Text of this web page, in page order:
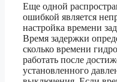
Еще одной
ошибкой является
настройка времени
Время задержки
сколько времени
работать после
установленного